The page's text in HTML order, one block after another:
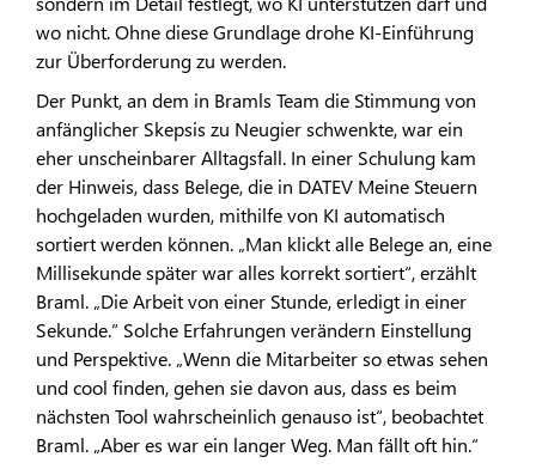
wo nicht. Ohne diese Grundlage drohe KI-Einführung
zur Überforderung zu werden.
Der Punkt, an dem in Bramls Team die Stimmung von
anfänglicher Skepsis zu Neugier schwenkte, war ein
eher unscheinbarer Alltagsfall. In einer Schulung kam
der Hinweis, dass Belege, die in DATEV Meine Steuern
hochgeladen wurden, mithilfe von KI automatisch
sortiert werden können. „Man klickt alle Belege an, eine
Millisekunde später war alles korrekt sortiert“, erzählt
Braml. „Die Arbeit von einer Stunde, erledigt in einer
Sekunde.“ Solche Erfahrungen verändern Einstellung
und Perspektive. „Wenn die Mitarbeiter so etwas sehen
und cool finden, gehen sie davon aus, dass es beim
nächsten Tool wahrscheinlich genauso ist“, beobachtet
Braml. „Aber es war ein langer Weg. Man fällt oft hin.“